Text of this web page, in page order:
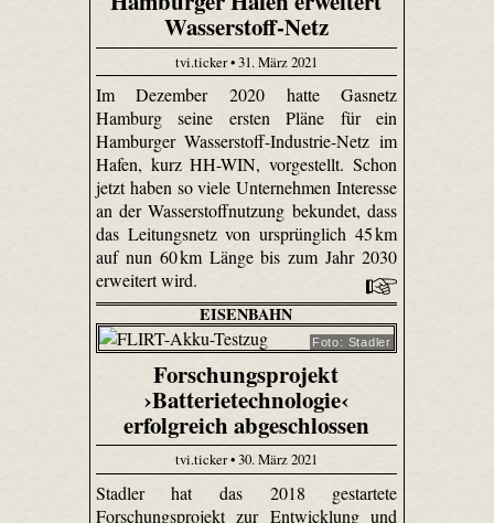
Wasserstoff-Netz
tvi.ticker • 31. März 2021
Im Dezember 2020 hatte Gasnetz
Hamburg seine ersten Pläne für ein
Hamburger Wasserstoff-Industrie-Netz im
Hafen, kurz HH-WIN, vorgestellt. Schon
jetzt haben so viele Unternehmen Interesse
an der Wasserstoffnutzung bekundet, dass
das Leitungsnetz von ursprünglich 45 km
auf nun 60 km Länge bis zum Jahr 2030
erweitert wird.
EISENBAHN
Foto: Stadler
Forschungsprojekt
›Batterietechnologie‹
erfolgreich abgeschlossen
tvi.ticker • 30. März 2021
Stadler hat das 2018 gestartete
Forschungsprojekt zur Entwicklung und